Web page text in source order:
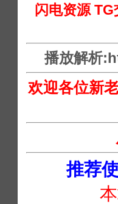
闪电资源 TG
播放解析
欢迎各位新
推荐